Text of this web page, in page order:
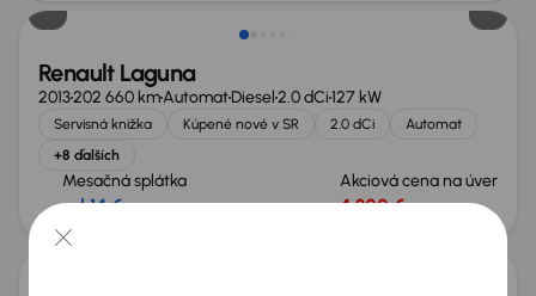
Renault Laguna
2013202 660 kmAutomatDiesel2.0 dCi127 kW
Servisná knižka Kúpené nové v SR 2.0 dCi
Automat
+8 ďalších
Mesačná splátka
od 14 €
Akciová cena na úver
4 300 €